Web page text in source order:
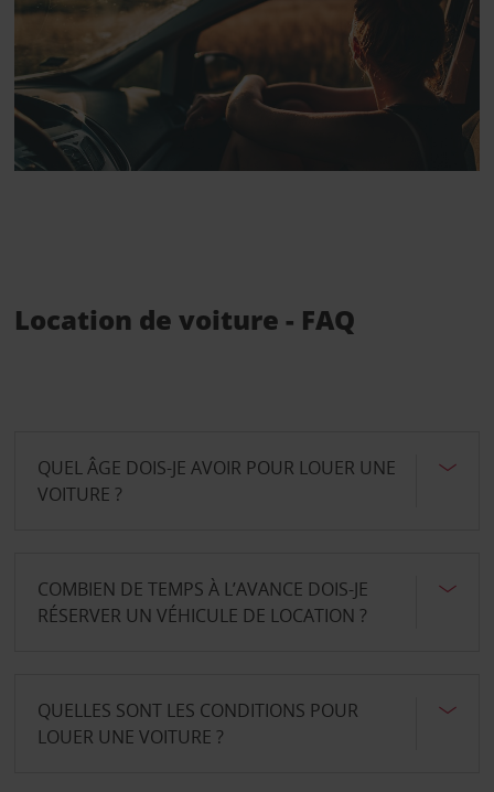
Location de voiture - FAQ
QUEL ÂGE DOIS-JE AVOIR POUR LOUER UNE
VOITURE ?
COMBIEN DE TEMPS À L’AVANCE DOIS-JE
RÉSERVER UN VÉHICULE DE LOCATION ?
QUELLES SONT LES CONDITIONS POUR
LOUER UNE VOITURE ?